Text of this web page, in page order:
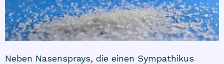
Neben Nasensprays, die einen Sympathikus